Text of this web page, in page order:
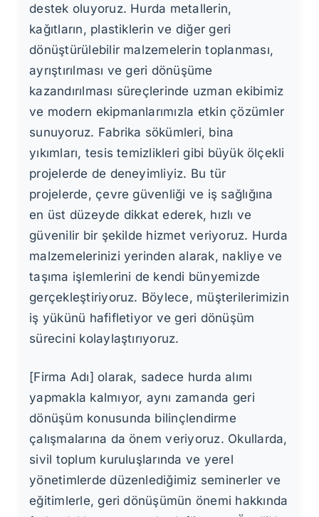
destek oluyoruz. Hurda metallerin,
kağıtların, plastiklerin ve diğer geri
dönüştürülebilir malzemelerin toplanması,
ayrıştırılması ve geri dönüşüme
kazandırılması süreçlerinde uzman ekibimiz
ve modern ekipmanlarımızla etkin çözümler
sunuyoruz. Fabrika sökümleri, bina
yıkımları, tesis temizlikleri gibi büyük ölçekli
projelerde de deneyimliyiz. Bu tür
projelerde, çevre güvenliği ve iş sağlığına
en üst düzeyde dikkat ederek, hızlı ve
güvenilir bir şekilde hizmet veriyoruz. Hurda
malzemelerinizi yerinden alarak, nakliye ve
taşıma işlemlerini de kendi bünyemizde
gerçekleştiriyoruz. Böylece, müşterilerimizin
iş yükünü hafifletiyor ve geri dönüşüm
sürecini kolaylaştırıyoruz.
[Firma Adı] olarak, sadece hurda alımı
yapmakla kalmıyor, aynı zamanda geri
dönüşüm konusunda bilinçlendirme
çalışmalarına da önem veriyoruz. Okullarda,
sivil toplum kuruluşlarında ve yerel
yönetimlerde düzenlediğimiz seminerler ve
eğitimlerle, geri dönüşümün önemi hakkında